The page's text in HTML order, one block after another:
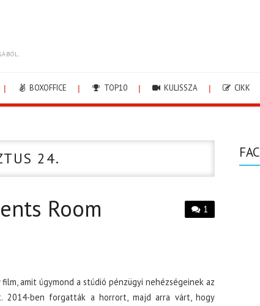
BOXOFFICE TOP10 KULISSZA CIKK
24.
1
Room
amit úgymond a stúdió pénzügyi nehézségeinek az
2014-ben forgatták a horrort, majd arra várt, hogy